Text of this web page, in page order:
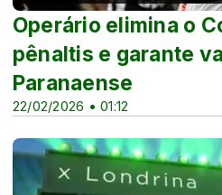
22/02/2026 • 01:12
Operário elimina o
pênaltis e garante
Paranaense